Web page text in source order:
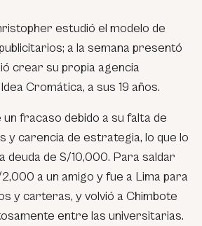
estudió el modelo de
a la semana presentó
crear su propia agencia
Cromática, a sus 19 años.
fracaso debido a su falta de
y carencia de estrategia, lo que lo
deuda de S/10,000. Para saldar
a un amigo y fue a Lima para
y carteras, y volvió a Chimbote
entre las universitarias.